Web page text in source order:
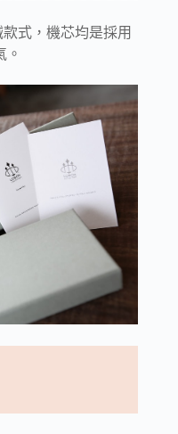
式，機芯均是採用
。